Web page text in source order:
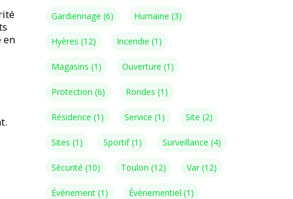
en
Gardiennage (6) Humaine (3)
Hyères (12) Incendie (1)
Magasins (1) Ouverture (1)
Protection (6) Rondes (1)
Résidence (1) Service (1) Site (2)
Sites (1) Sportif(1) Surveillance (4)
Sécurité (10) Toulon (12) Var(12)
Évènement(1) Évènementiel (1)